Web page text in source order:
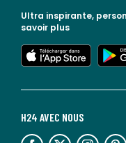
H24 AVEC NOUS
lien vers l'espace réseaux sociaux lien vers l'espace réseaux sociaux lien vers l'espace réseaux sociaux lien vers l'espace réseaux
Ultra inspirante,
savoir plus
lien vers l'app store
lien vers google play